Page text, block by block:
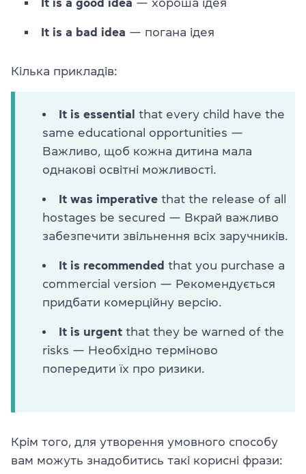
It is a good idea — хороша ідея
It is a bad idea — погана ідея
Кілька прикладів:
It is essential
that every child have the
same educational opportunities —
Важливо, щоб кожна дитина мала
однакові освітні можливості.
It was imperative that the release of all
hostages be secured — Вкрай важливо
забезпечити звільнення всіх заручників.
It is recommended that you purchase a
commercial version — Рекомендується
придбати комерційну версію.
It is urgent that they be warned of the
risks — Необхідно терміново
попередити їх про ризики.
Крім того, для утворення умовного способу
вам можуть знадобитись такі корисні фрази: